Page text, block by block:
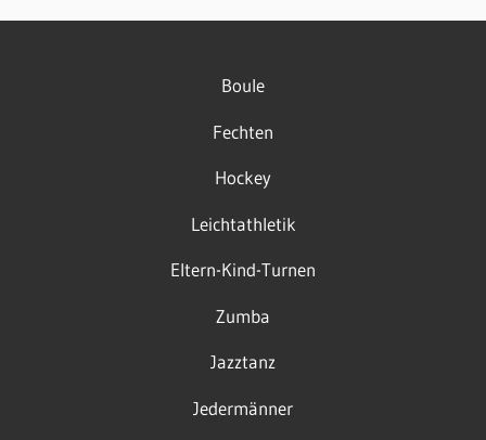
Boule
Fechten
Hockey
Leichtathletik
Eltern-Kind-Turnen
Zumba
Jazztanz
Jedermänner